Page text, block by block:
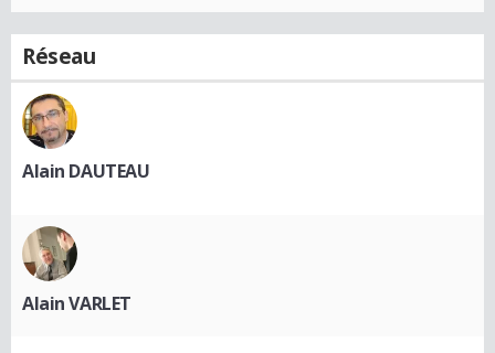
Réseau
Alain DAUTEAU
Alain VARLET